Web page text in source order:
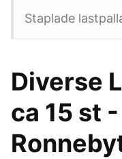
Staplade
Diverse
ca 15 st -